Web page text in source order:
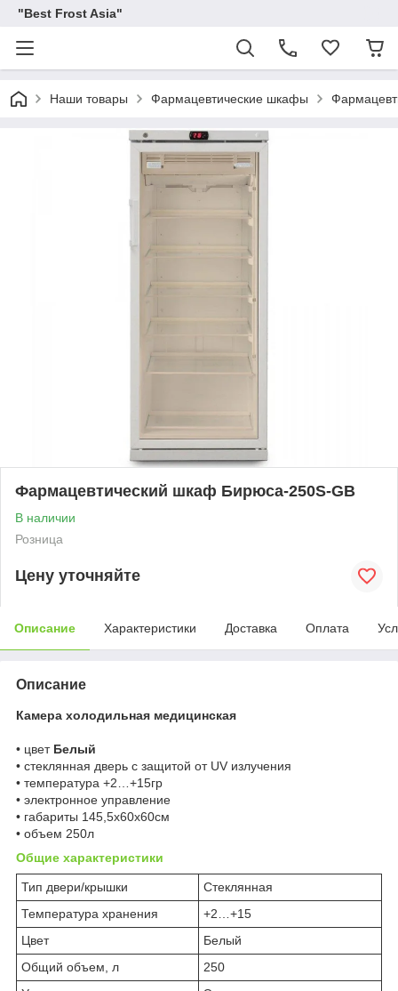
"Best Frost Asia"
Наши товары Фармацевтические шкафы
Фармацевтический шкаф Бирюса-250S-GB
В наличии
Розница
Цену уточняйте
Описание Характеристики Доставка Оплата
Описание
Камера холодильная медицинская
• цвет Белый
• стеклянная дверь с защитой от UV излучения
• температура +2…+15гр
• электронное управление
• габариты 145,5x60x60см
• объем 250л
Общие характеристики
Тип двери/крышки
Стеклянная
Температура хранения
+2…+15
Цвет
Белый
Общий объем, л
250